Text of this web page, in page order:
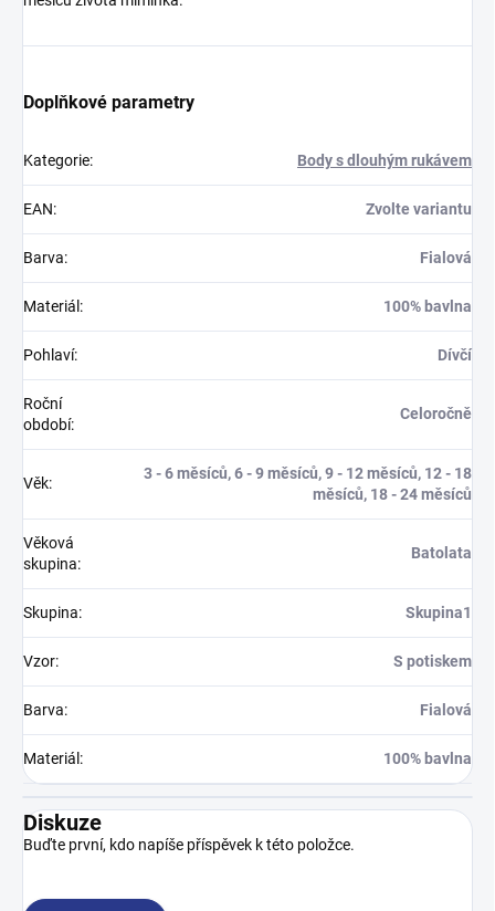
Doplňkové parametry
Kategorie: Body s dlouhým rukávem
EAN: Zvolte variantu
Barva: Fialová
Materiál : 100% bavlna
Pohlaví: Dívčí
Roční
období:
Celoročně
Věk:
3 - 6 měsíců, 6 - 9 měsíců, 9 - 12 měsíců, 12 - 18
měsíců, 18 - 24 měsíců
Věková
skupina:
Batolata
Skupina: Skupina1
Vzor: S potiskem
Barva: Fialová
Materiál : 100% bavlna
Diskuze
Buďte první, kdo napíše příspěvek k této položce.